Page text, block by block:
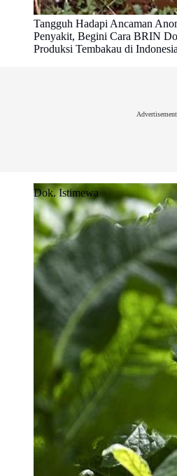
Tangguh Hadapi Ancaman
Penyakit, Begini Cara BRIN
Produksi Tembakau di
Advertisement
Dok. Istimewa